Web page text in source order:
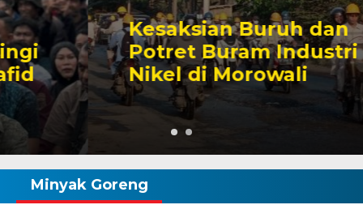
Kesaksian Buruh dan
Potret Buram Industri
Nikel di Morowali
Minyak Goreng